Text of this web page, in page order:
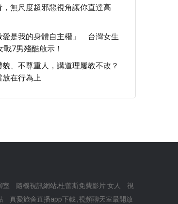
，無尺度超邪惡視角讓你直達高
愛是我的身體自主權」 台灣女生
戰7男殘酷啟示！
、不尊重人，講道理屢教不改？
放在行為上
室 隨機視訊網站,杜蕾斯免費影片 女人
視
真愛旅舍直播app下載 ,視頻聊天室最開放